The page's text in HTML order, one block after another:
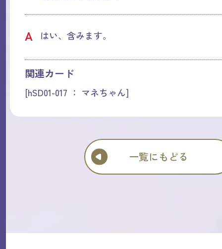
A はい、含みます。
関連カード
[hSD01-017 ： マネちゃん]
一覧にもどる